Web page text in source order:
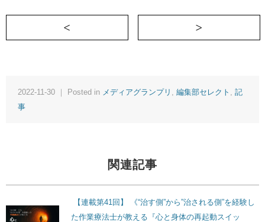
＜ ドタバタ出産体験 ㏌ アメリカ
2022-11-30 ｜ Posted in メディアグランプリ 編集部セレクト
記
事
関連記事
【連載第41回】 《“治す側”から”治される側”を経験し
た作業療法士が教える『心と身体の再起動スイッ